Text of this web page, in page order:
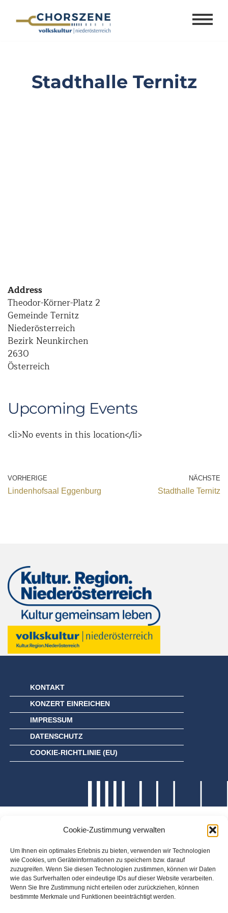
Cookie-Zustimmung verwalten
Um Ihnen ein optimales Erlebnis zu bieten, verwenden wir Technologien
wie Cookies, um Geräteinformationen zu speichern bzw. darauf
zuzugreifen. Wenn Sie diesen Technologien zustimmen, können wir Daten
wie das Surfverhalten oder eindeutige IDs auf dieser Website verarbeiten.
Wenn Sie Ihre Zustimmung nicht erteilen oder zurückziehen, können
bestimmte Merkmale und Funktionen beeinträchtigt werden.
Stadthalle Ternitz
Address
Theodor-Körner-Platz 2
Gemeinde Ternitz
Niederösterreich
Bezirk Neunkirchen
2630
Österreich
Upcoming Events
<li>No events in this location</li>
VORHERIGE
Lindenhofsaal Eggenburg
NÄCHSTE
Stadthalle Ternitz
KONTAKT
KONZERT EINREICHEN
IMPRESSUM
DATENSCHUTZ
COOKIE-RICHTLINIE (EU)